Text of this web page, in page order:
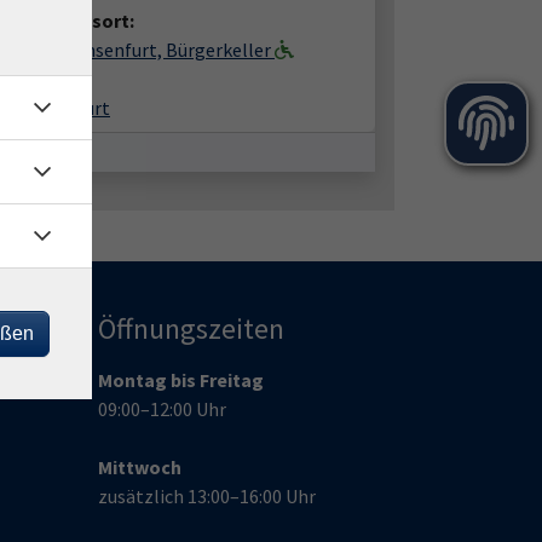
Ochsenfurt, Bürgerkeller
2
Ochsenfurt
Öffnungszeiten
Montag bis Freitag
09:00–12:00 Uhr
Mittwoch
zusätzlich 13:00–16:00 Uhr